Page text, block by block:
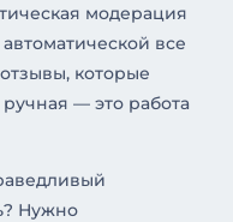
модерация
все
которые
— это работа
Нужно